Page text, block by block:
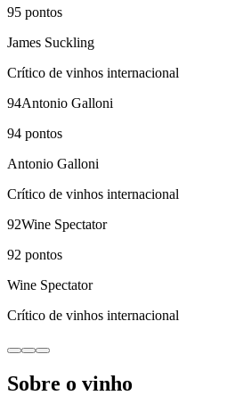
95 pontos
James Suckling
Crítico de vinhos internacional
94Antonio Galloni
94 pontos
Antonio Galloni
Crítico de vinhos internacional
92Wine Spectator
92 pontos
Wine Spectator
Crítico de vinhos internacional
Sobre o vinho